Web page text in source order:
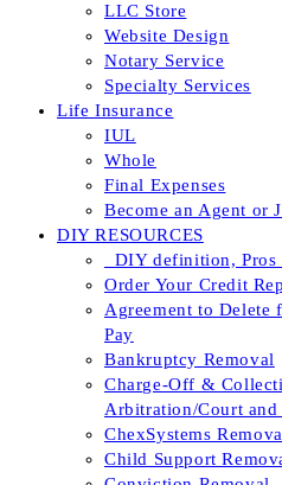
LLC Store
Website Design
Notary Service
Specialty Services
Life Insurance
IUL
Whole
Final Expenses
Become an Agent or
DIY RESOURCES
_DIY definition, Pros
Order Your Credit
Agreement to Delete
Pay
Bankruptcy Removal
Charge-Off &
Arbitration/Court and
ChexSystems
Child Support